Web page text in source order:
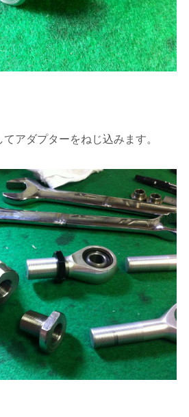
アダプターをねじ込みます。